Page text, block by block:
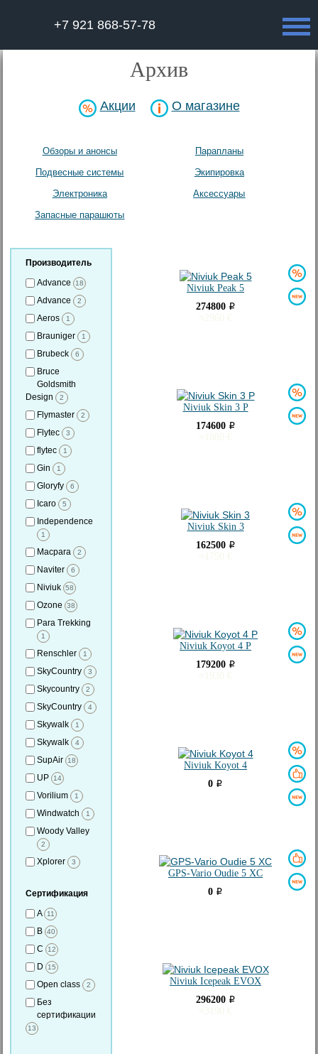
+7 921 868-57-78
Архив
Акции О магазине
Обзоры и анонсы
Парапланы
Подвесные системы
Экипировка
Электроника
Аксесcуары
Запасные парашюты
Производитель
Advance
18
Advance 2
Aeros 1
Brauniger 1
Brubeck 6
Bruce
Goldsmith
Design
2
Flymaster 2
Flytec 3
flytec 1
Gin 1
Gloryfy 6
Icaro 5
Independence
1
Macpara 2
Naviter 6
Niviuk 58
Ozone 38
Para Trekking
1
Renschler 1
SkyCountry 3
Skycountry 2
SkyCountry 4
Skywalk 1
Skywalk 4
SupAir 18
UP 14
Vorilium 1
Windwatch 1
Woody Valley
2
Xplorer 3
Сертификация
A
11
B 40
C 12
D 15
Open class 2
Без
сертификации
13
Niviuk Peak 5
274800 i
Niviuk Skin 3 P
174600 i
Niviuk Skin 3
162500 i
Niviuk Koyot 4 P
179200 i
Niviuk Koyot 4
0 i
GPS-Vario Oudie 5 XC
0 i
Niviuk Icepeak EVOX
296200 i